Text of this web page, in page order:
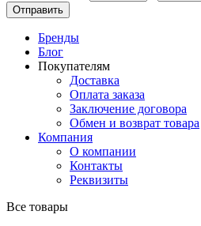
Отправить
Бренды
Блог
Покупателям
Доставка
Оплата заказа
Заключение договора
Обмен и возврат товара
Компания
О компании
Контакты
Реквизиты
Все товары